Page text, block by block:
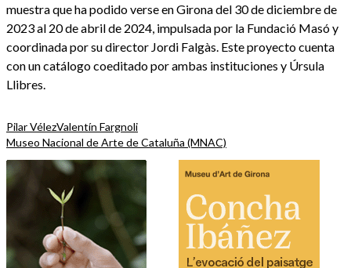
muestra que ha podido verse en Girona del 30 de diciembre de
2023 al 20 de abril de 2024, impulsada por la Fundació Masó y
coordinada por su director Jordi Falgàs. Este proyecto cuenta
con un catálogo coeditado por ambas instituciones y Úrsula
Llibres.
Pilar VélezValentín Fargnoli
Museo Nacional de Arte de Cataluña (MNAC)